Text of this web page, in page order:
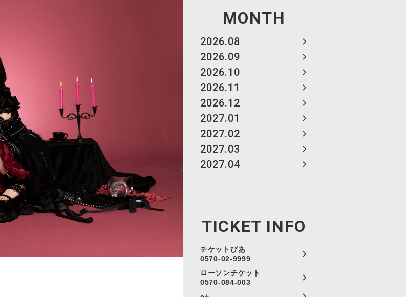
MONTH
2026.08
2026.09
2026.10
2026.11
2026.12
2027.01
2027.02
2027.03
2027.04
TICKET INFO
チケットぴあ
0570-02-9999
ローソンチケット
0570-084-003